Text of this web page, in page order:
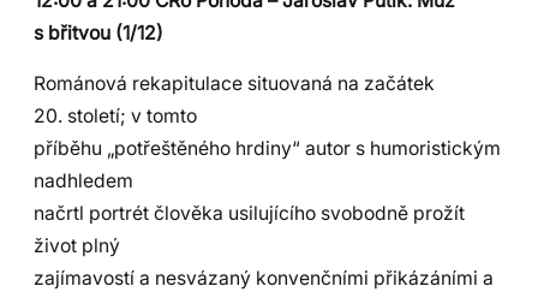
s břitvou (1/12)
Románová rekapitulace situovaná na začátek
20. století; v tomto
příběhu „potřeštěného hrdiny“ autor s humoristickým
nadhledem
načrtl portrét člověka usilujícího svobodně prožít
život plný
zajímavostí a nesvázaný konvenčními přikázáními a